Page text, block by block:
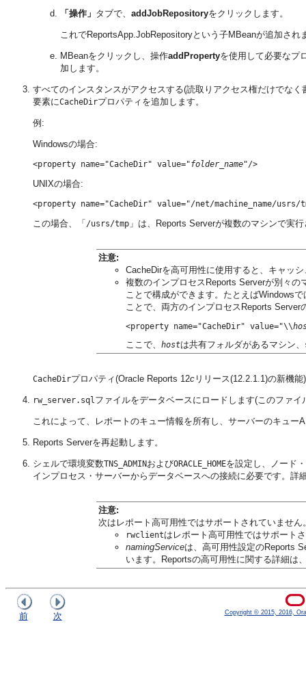
「操作」 タブで、 addJobRepositoryをクリックします。
これでReportsApp.JobRepositoryという子MBeanが追加され
MBeanをクリックし、操作addPropertyを使用して必要なプ
加します。
すべてのインスタンスがアクセスする(読取りアクセス権だけでな
要素にCacheDirプロパティを追加します。
例:
Windowsの場合:
<property name="CacheDir" value="folder_name
UNIXの場合:
この場合、「 /usrs/tmp 」は、Reports Serverが複数のマシンで実
注意:
CacheDirを高可用性に使用すると、キャッ
複数のインプロセスReports Serverが別々
ことで構成ができます。たとえばWindows
ことで、両方のインプロセスReports Server
<property name="CacheDir" value="\\
ここで、 hostは共有フォルダがあるマシン、
CacheDirプロパティ(Oracle Reports 12c リリース(12.2.1.1)の新機
rw_server.sqlファイルをデータベースにロードします(このファ
これによって、レポートのキュー情報を所有し、サーバーのキュ
Reports Serverを再起動します。
シェルで環境変数TNS_ADMINおよびORACLE_HOMEを設定し、ノード
インプロセス・サーバーからデータベースへの接続に必要です。詳
注意:
次はレポート高可用性ではサポートされていません
rwclientはレポート高可用性ではサポート
namingServiceは、高可用性設定のReports
います。Reportsの高可用性に関する詳細は
前 次 Copyright © 2015, 2016,